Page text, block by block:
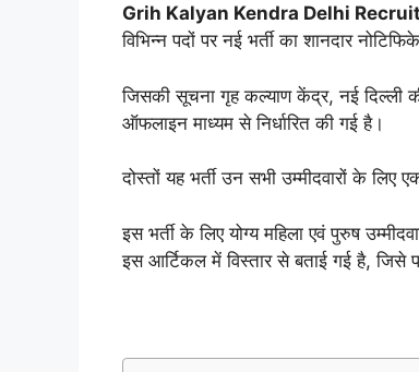
Grih Kalyan Kendra Delhi
विभिन्न पदों पर नई भर्ती का शानदार
जिसकी सूचना गृह कल्याण केंद्र, नई दिल्ली
ऑफलाइन माध्यम से निर्धारित की गई है।
दोस्तों यह भर्ती उन सभी उम्मीदवारों के
इस भर्ती के लिए योग्य महिला एवं पुरुष
इस आर्टिकल में विस्तार से बताई गई है,